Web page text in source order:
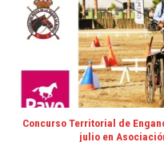
Concurso Territorial de
julio en